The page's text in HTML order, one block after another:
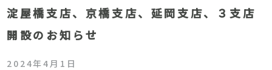
淀屋橋支店、京橋支店、延岡支店、３支店
開設のお知らせ
2024年4月1日